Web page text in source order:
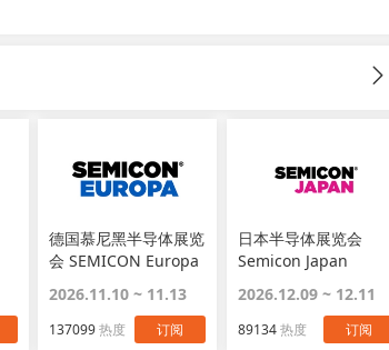
德国慕尼黑半导体展览
会 SEMICON Europa
2026.11.10 ~ 11.13
137099热度 订阅
日本半导体展览会
Semicon Japan
2026.12.09 ~ 12.11
89134热度 订阅